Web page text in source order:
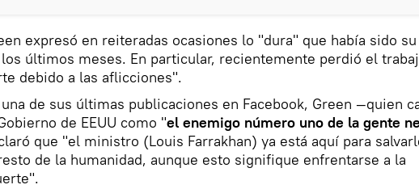
expresó en reiteradas ocasiones lo "dura" que había sido
últimos meses. En particular, recientemente perdió el
debido a las aflicciones".
una de sus últimas publicaciones en Facebook, Green —quien
de EEUU como "el enemigo número uno de la gente
que "el ministro (Louis Farrakhan) ya está aquí para
de la humanidad, aunque esto signifique enfrentarse a la